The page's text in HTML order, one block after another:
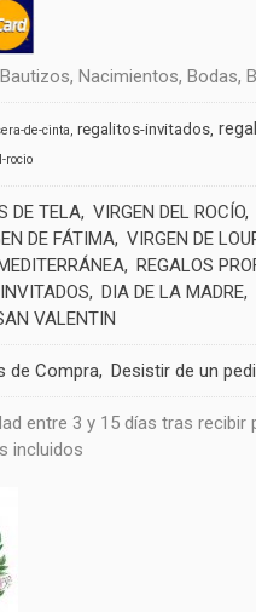
Nacimientos, Bodas,
de-cinta regalitos-invitados
rocio
DE TELA VIRGEN DEL ROCÍO
DE FÁTIMA VIRGEN DE
REGALOS
DIA DE LA MADRE
VALENTIN
de Compra Desistir de un
entre 3 y 15 días tras
incluidos